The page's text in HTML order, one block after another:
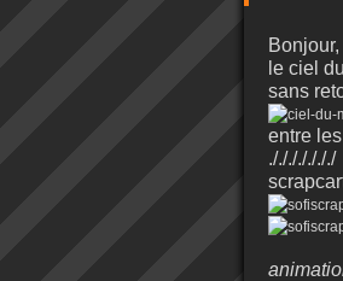
Bonjour,
le ciel
sans
entre
./././././././